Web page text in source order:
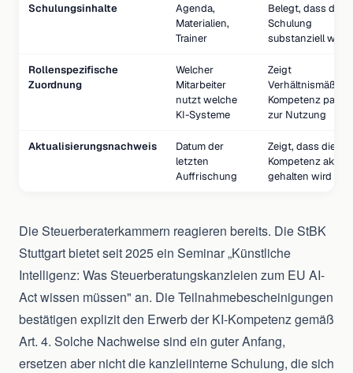
Schulungsinhalte
Agenda,
Materialien,
Trainer
Belegt, dass die
Schulung
substanziell war
Rollenspezifische
Zuordnung
Welcher
Mitarbeiter
nutzt welche
KI-Systeme
Zeigt
Kompetenz passt
zur Nutzung
Aktualisierungsnachweis
Datum der
letzten
Auffrischung
Zeigt, dass die
Kompetenz aktuell
gehalten wird
Die Steuerberaterkammern reagieren bereits. Die StBK
Stuttgart bietet seit 2025 ein Seminar „Künstliche
Intelligenz: Was Steuerberatungskanzleien zum EU AI-
Act wissen müssen" an. Die Teilnahmebescheinigungen
bestätigen explizit den Erwerb der KI-Kompetenz gemäß
Art. 4. Solche Nachweise sind ein guter Anfang,
ersetzen aber nicht die kanzleiinterne Schulung, die sich